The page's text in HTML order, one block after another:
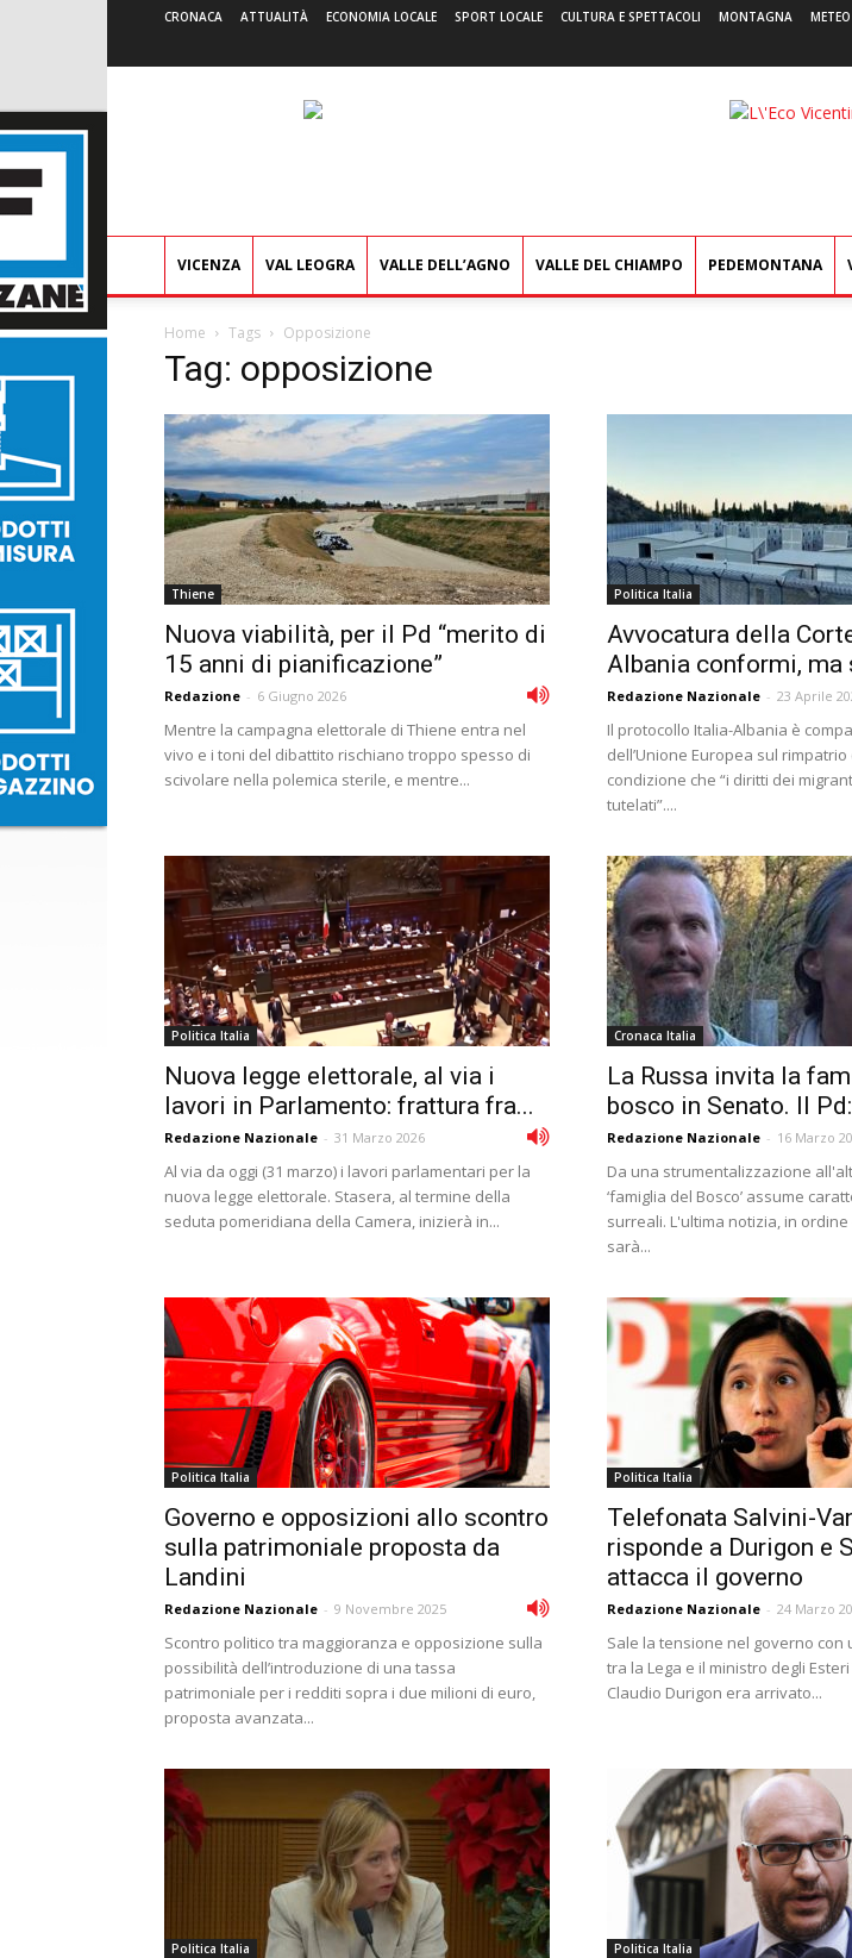
CRONACA ATTUALITÀ ECONOMIA LOCALE SPORT LOCALE CULTURA E SPETTACOLI MONTAGNA METEO
L'Eco
VICENZA VAL LEOGRA VALLE DELL’AGNO VALLE DEL CHIAMPO PEDEMONTANA
Home Tags Opposizione
Tag: opposizione
Thiene
Nuova viabilità, per il Pd “merito di
15 anni di pianificazione”
Redazione - 6 Giugno 2026
Mentre la campagna elettorale di Thiene entra nel
vivo e i toni del dibattito rischiano troppo spesso di
scivolare nella polemica sterile, e mentre...
Politica Italia
Avvocatura della
Albania conformi, ma
Redazione Nazionale - 23 Aprile
Il protocollo Italia-Albania è
dell’Unione Europea sul rimpatrio
condizione che “i diritti dei
tutelati”....
Politica Italia
Nuova legge elettorale, al via i
lavori in Parlamento: frattura fra...
Redazione Nazionale - 31 Marzo 2026
Al via da oggi (31 marzo) i lavori parlamentari per la
nuova legge elettorale. Stasera, al termine della
seduta pomeridiana della Camera, inizierà in...
Cronaca Italia
La Russa invita la
bosco in Senato. Il
Redazione Nazionale - 16 Marzo
Da una strumentalizzazione
‘famiglia del Bosco’ assume
surreali. L'ultima notizia, in ordine
sarà...
Politica Italia
Governo e opposizioni allo scontro
sulla patrimoniale proposta da
Landini
Redazione Nazionale - 9 Novembre 2025
Scontro politico tra maggioranza e opposizione sulla
possibilità dell’introduzione di una tassa
patrimoniale per i redditi sopra i due milioni di euro,
proposta avanzata...
Politica Italia
Telefonata Salvini-
risponde a Durigon e
attacca il governo
Redazione Nazionale - 24 Marzo
Sale la tensione nel governo con
tra la Lega e il ministro degli
Claudio Durigon era arrivato...
Politica Italia Politica Italia